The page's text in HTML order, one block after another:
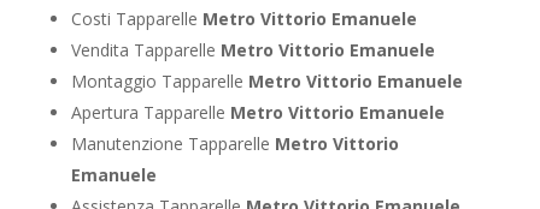
Costi Tapparelle Metro Vittorio Emanuele
Vendita Tapparelle Metro Vittorio Emanuele
Montaggio Tapparelle Metro Vittorio Emanuele
Apertura Tapparelle Metro Vittorio Emanuele
Manutenzione Tapparelle Metro Vittorio
Emanuele